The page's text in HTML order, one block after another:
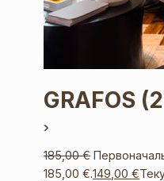
GRAFOS
185,00€
185,00 €.149,00€